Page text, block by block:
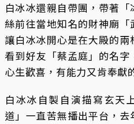
白冰冰還親自帶團，帶著
絲前往當地知名的財神廟「
讓白冰冰開心是在大殿的兩
看到好友「蔡孟庭」的名字
心生歡喜，有能力又肯奉獻
白冰冰自製自演描寫玄天
道」一直苦無播出平台，